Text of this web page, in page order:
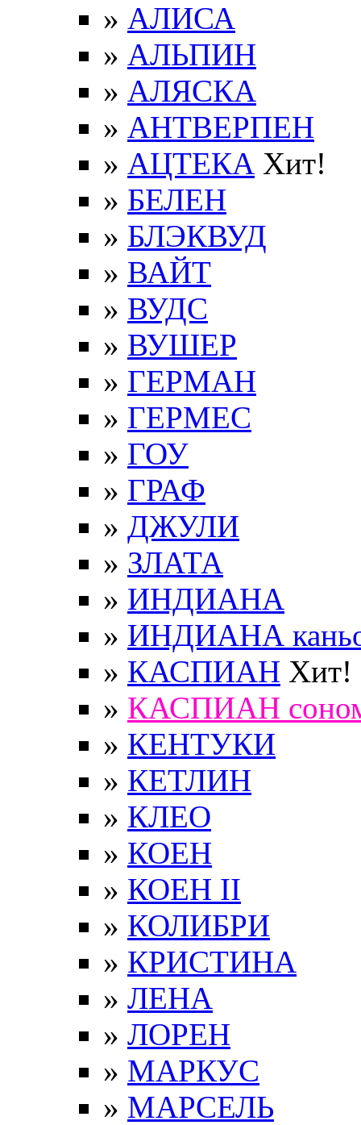
» АЛИСА
» АЛЬПИН
» АЛЯСКА
» АНТВЕРПЕН
» АЦТЕКА Хит!
» БЕЛЕН
» БЛЭКВУД
» ВАЙТ
» ВУДС
» ВУШЕР
» ГЕРМАН
» ГЕРМЕС
» ГОУ
» ГРАФ
» ДЖУЛИ
» ЗЛАТА
» ИНДИАНА
» ИНДИАНА
» КАСПИАН Хит!
» КАСПИАН
» КЕНТУКИ
» КЕТЛИН
» КЛЕО
» КОЕН
» КОЕН II
» КОЛИБРИ
» КРИСТИНА
» ЛЕНА
» ЛОРЕН
» МАРКУС
» МАРСЕЛЬ